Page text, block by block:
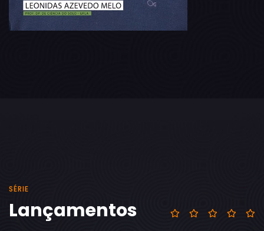
SÉRIE
Lançamentos